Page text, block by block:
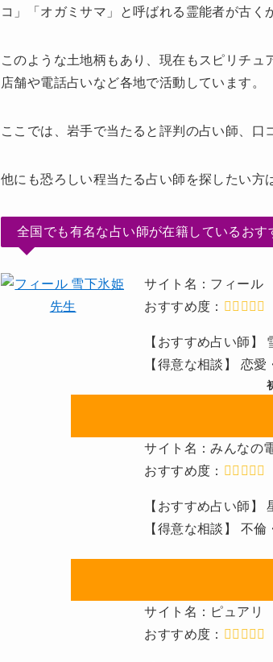
コ」「オガミサマ」と呼ばれる霊能者が古く
このような土地柄もあり、現在もスピリチ
店舗や電話占いなど各地で活動しています。
ここでは、 岩手で当たると評判の占い師、口
他にも恐ろしい程当たる占い師を探したい方
全国でも有名な占い師が在籍しているおす
サイト名：フィール
おすすめ度：
【おすすめ占い師】
【得意な相談】 恋
サイト名：みんなの
おすすめ度：
【おすすめ占い師】
【得意な相談】 不
サイト名：ピュアリ
おすすめ度：